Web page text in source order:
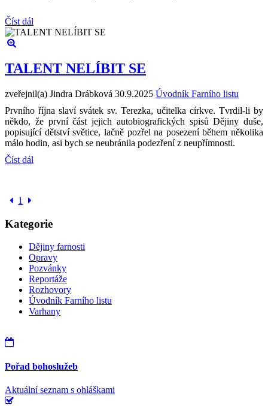
Číst dál
TALENT NELÍBIT SE
zveřejnil(a) Jindra Drábková 30.9.2025 Úvodník Farního listu
Prvního října slaví svátek sv. Terezka, učitelka církve. Tvrdil-li by
někdo, že první část jejich autobiografických spisů Dějiny duše,
popisující dětství světice, lačně pozřel na posezení během několika
málo hodin, asi bych se neubránila podezření z neupřímnosti.
Číst dál
1
Kategorie
Dějiny farnosti
Opravy
Pozvánky
Reportáže
Rozhovory
Úvodník Farního listu
Varhany
Pořad bohoslužeb
Aktuální seznam s ohláškami